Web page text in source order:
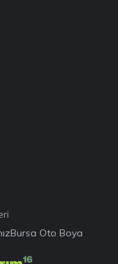
Bursa Oto Boya